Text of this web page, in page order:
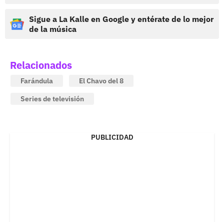
Sigue a La Kalle en Google y entérate de lo mejor
de la música
Relacionados
Farándula
El Chavo del 8
Series de televisión
PUBLICIDAD